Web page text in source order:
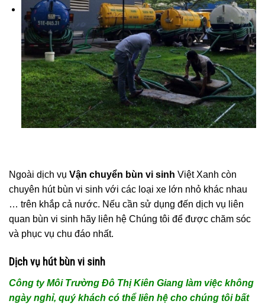
Ngoài dịch vụ Vận chuyển bùn vi sinh Việt Xanh còn
chuyên hút bùn vi sinh với các loại xe lớn nhỏ khác nhau
… trên khắp cả nước. Nếu cần sử dụng đến dịch vụ liên
quan bùn vi sinh hãy liên hệ Chúng tôi để được chăm sóc
và phục vụ chu đáo nhất.
Dịch vụ hút bùn vi sinh
Công ty Môi Trường Đô Thị Kiên Giang làm việc không
ngày nghỉ, quý khách có thể liên hệ cho chúng tôi bất